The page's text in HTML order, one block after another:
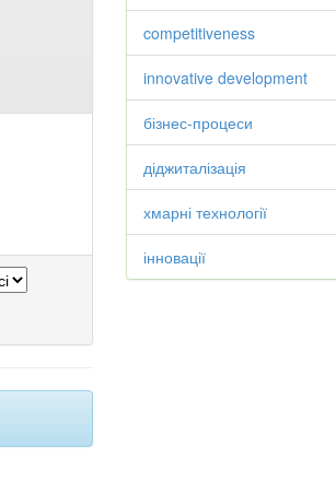
competitiveness
innovative development
бізнес-процеси
діджиталізація
хмарні технології
інновації